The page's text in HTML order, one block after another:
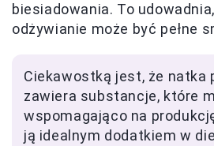
biesiadowania. To
odżywianie może być pełne
Ciekawostką jest, że natka
zawiera substancje, które
wspomagająco na
ją idealnym dodatkiem w